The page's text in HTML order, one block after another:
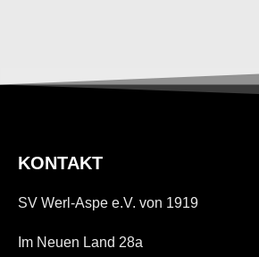
KONTAKT
SV Werl-Aspe e.V. von 1919
Im Neuen Land 28a